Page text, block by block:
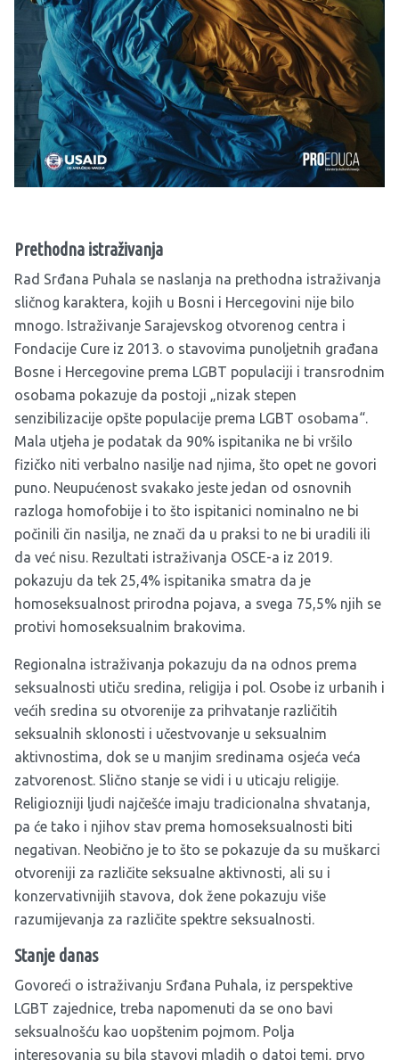
Prethodna istraživanja
Rad Srđana Puhala se naslanja na prethodna istraživanja
sličnog karaktera, kojih u Bosni i Hercegovini nije bilo
mnogo. Istraživanje Sarajevskog otvorenog centra i
Fondacije Cure iz 2013. o stavovima punoljetnih građana
Bosne i Hercegovine prema LGBT populaciji i transrodnim
osobama pokazuje da postoji „nizak stepen
senzibilizacije opšte populacije prema LGBT osobama“.
Mala utjeha je podatak da 90% ispitanika ne bi vršilo
fizičko niti verbalno nasilje nad njima, što opet ne govori
puno. Neupućenost svakako jeste jedan od osnovnih
razloga homofobije i to što ispitanici nominalno ne bi
počinili čin nasilja, ne znači da u praksi to ne bi uradili ili
da već nisu. Rezultati istraživanja OSCE-a iz 2019.
pokazuju da tek 25,4% ispitanika smatra da je
homoseksualnost prirodna pojava, a svega 75,5% njih se
protivi homoseksualnim brakovima.
Regionalna istraživanja pokazuju da na odnos prema
seksualnosti utiču sredina, religija i pol. Osobe iz urbanih i
većih sredina su otvorenije za prihvatanje različitih
seksualnih sklonosti i učestvovanje u seksualnim
aktivnostima, dok se u manjim sredinama osjeća veća
zatvorenost. Slično stanje se vidi i u uticaju religije.
Religiozniji ljudi najčešće imaju tradicionalna shvatanja,
pa će tako i njihov stav prema homoseksualnosti biti
negativan. Neobično je to što se pokazuje da su muškarci
otvoreniji za različite seksualne aktivnosti, ali su i
konzervativnijih stavova, dok žene pokazuju više
razumijevanja za različite spektre seksualnosti.
Stanje danas
Govoreći o istraživanju Srđana Puhala, iz perspektive
LGBT zajednice, treba napomenuti da se ono bavi
seksualnošću kao uopštenim pojmom. Polja
interesovanja su bila stavovi mladih o datoj temi, prvo